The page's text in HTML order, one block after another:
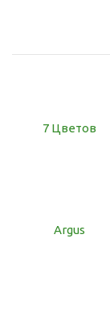
7 Цветов
Argus